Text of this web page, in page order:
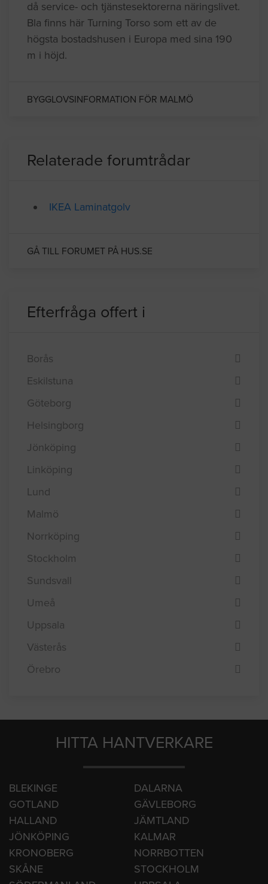
286000 invånare och är en Sveriges
största kommuner. Flest anställda finns inom
områdena handel,kommunikatio och finans
då service- och tjänstesektorerna näringslivet.
m i höjd.
Relaterade forumtrådar
IKEA Laminatgolv
Efterfråga offert i
Borås
Eskilstuna
Göteborg
Helsingborg
Jönköping
Linköping
Lund
Malmö
Norrköping
Stockholm
Sundsvall
Umeå
Uppsala
Örebro
HITTA HANTVERKARE
BLEKINGE
DALARNA
GOTLAND
GÄVLEBORG
HALLAND
JÄMTLAND